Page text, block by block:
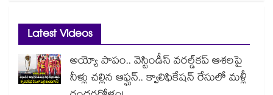
Latest Videos
అయ్యో పాపం.. వెస్టిండీస్ వరల్డ్‌కప్ ఆశలపై
నీళ్లు చల్లిన ఆఫ్ఘన్.. క్వాలిఫికేషన్ రేసులో మళ్లీ